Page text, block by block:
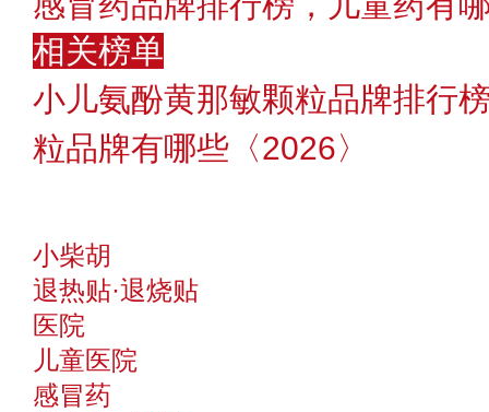
相关榜单
小儿氨酚黄那敏颗粒品牌排行
粒品牌有哪些〈2026〉
小柴胡
退热贴·退烧贴
医院
儿童医院
感冒药